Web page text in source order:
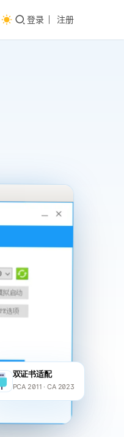
登录 注册
双证书适配
PCA 2011 · CA 2023